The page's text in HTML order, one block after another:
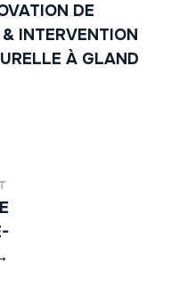
DE
INTERVENTION
À GLAND